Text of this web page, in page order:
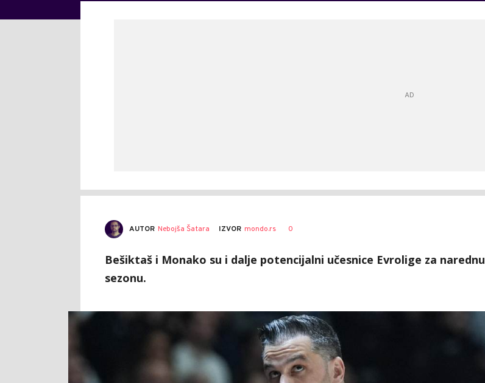
AUTOR Nebojša Šatara IZVOR mondo.rs 0
Bešiktaš i Monako su i dalje potencijalni učesnice Evrolige za narednu
sezonu.